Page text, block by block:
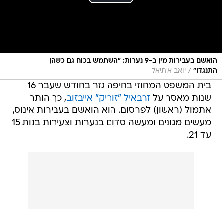
הואשם בעבירות מין ב-9 נערות: "השתמש בכוח גם כשהן
התנגדו" / יואב איתיאל
בית המשפט המחוזי בחיפה גזר בחודש שעבר 16
שנות מאסר עלזרבאיל "זוריק" אייבזוב, כך הותר
אתמול (ראשון) לפרסום. הוא הואשם בעבירות אינוס,
מעשים מגונים ומעשה סדום בנערות וצעירות בנות 15
עד 21.